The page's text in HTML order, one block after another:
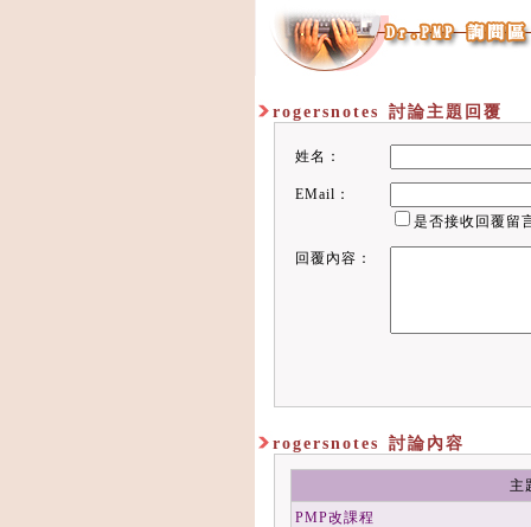
rogersnotes 討論主題回覆
姓名：
EMail：
是否接收回覆留
回覆內容：
rogersnotes 討論內容
主
PMP改課程